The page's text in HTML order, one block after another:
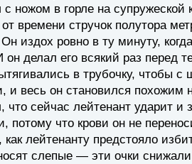
ножом в горле на супружеской
времени стручок полутора
издох ровно в ту минуту,
делал его всякий раз перед
в трубочку, чтобы
и весь он становился похожим
что сейчас лейтенант ударит
потому что крови он не
лейтенанту предстояло
слепые — эти очки